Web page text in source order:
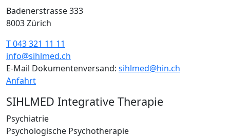
Badenerstrasse 333
8003 Zürich
T 043 321 11 11
info@sihlmed.ch
E-Mail Dokumentenversand: sihlmed@hin.ch
Anfahrt
SIHLMED Integrative Therapie
Psychiatrie
Psychologische Psychotherapie